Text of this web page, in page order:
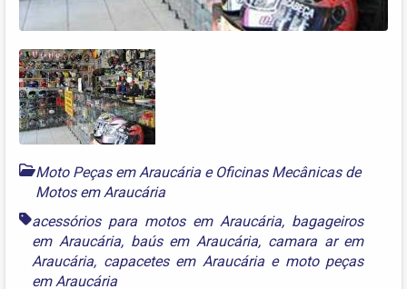
Moto Peças em Araucária e Oficinas Mecânicas de
Motos em Araucária
acessórios para motos em Araucária, bagageiros
em Araucária, baús em Araucária, camara ar em
Araucária, capacetes em Araucáriae moto peças
em Araucária